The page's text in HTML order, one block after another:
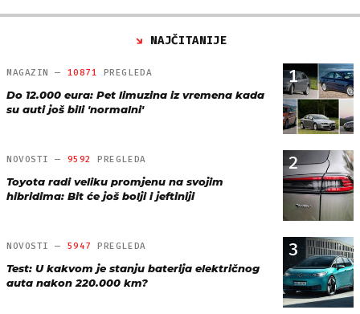
NAJČITANIJE
1
MAGAZIN — 10871 PREGLEDA
Do 12.000 eura: Pet limuzina iz vremena kada
su auti još bili 'normalni'
2
NOVOSTI — 9592 PREGLEDA
Toyota radi veliku promjenu na svojim
hibridima: Bit će još bolji i jeftiniji
3
NOVOSTI — 5947 PREGLEDA
Test: U kakvom je stanju baterija električnog
auta nakon 220.000 km?